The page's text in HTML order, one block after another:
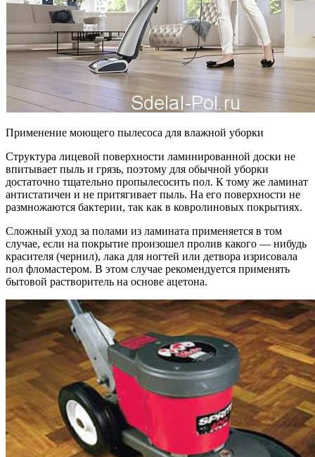
Применение моющего пылесоса для влажной уборки
Структура лицевой поверхности ламинированной доски не
впитывает пыль и грязь, поэтому для обычной уборки
достаточно тщательно пропылесосить пол. К тому же ламинат
антистатичен и не притягивает пыль. На его поверхности не
размножаются бактерии, так как в ковролиновых покрытиях.
Сложный уход за полами из ламината применяется в том
случае, если на покрытие произошел пролив какого — нибудь
красителя (чернил), лака для ногтей или детвора изрисовала
пол фломастером. В этом случае рекомендуется применять
бытовой растворитель на основе ацетона.